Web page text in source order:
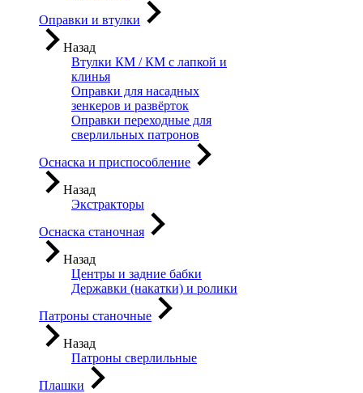
Оправки и втулки
Назад
Втулки КМ / КМ с лапкой и
клинья
Оправки для насадных
зенкеров и развёрток
Оправки переходные для
сверлильных патронов
Оснаска и приспособление
Назад
Экстракторы
Оснаска станочная
Назад
Центры и задние бабки
Державки (накатки) и ролики
Патроны станочные
Назад
Патроны сверлильные
Плашки